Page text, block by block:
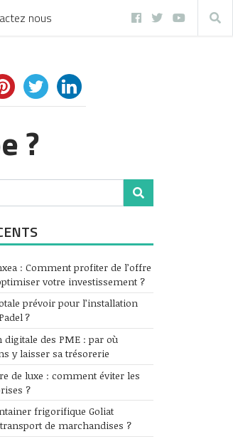
nous
?
: Comment profiter de l’offre
votre investissement ?
prévoir pour l’installation
?
des PME : par où
y laisser sa trésorerie
de luxe : comment éviter les
?
frigorifique Goliat
de marchandises ?